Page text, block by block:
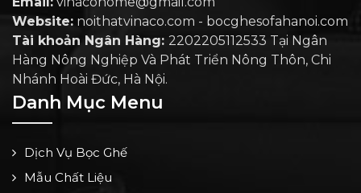
Website: noithatvinaco.com - bocghesofahanoi.com
Tài khoản Ngân Hàng: 2202205112533 Tại Ngân
Hàng Nông Nghiệp Và Phát Triển Nông Thôn, Chi
Nhánh Hoài Đức, Hà Nội.
Danh Mục Menu
Dịch Vụ Bọc Ghế
Mẫu Chất Liệu